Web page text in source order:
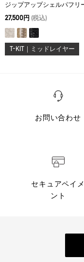
27,500円 (税込)
T-KIT｜ミッドレイヤー
お問い合わせ
セキュアペイメ
ント